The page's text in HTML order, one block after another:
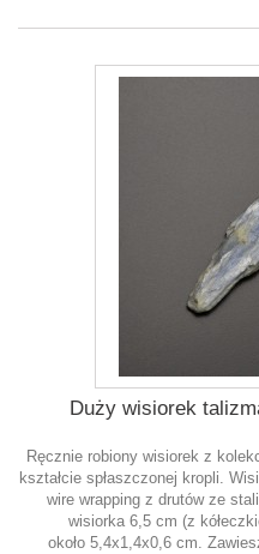
Duży wisiorek
Ręcznie robiony wisiorek z
kształcie spłaszczonej kropli.
wire wrapping z drutów ze
wisiorka 6,5 cm (z
około 5,4x1,4x0,6 cm.